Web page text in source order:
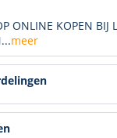
ONLINE KOPEN BIJ
meer